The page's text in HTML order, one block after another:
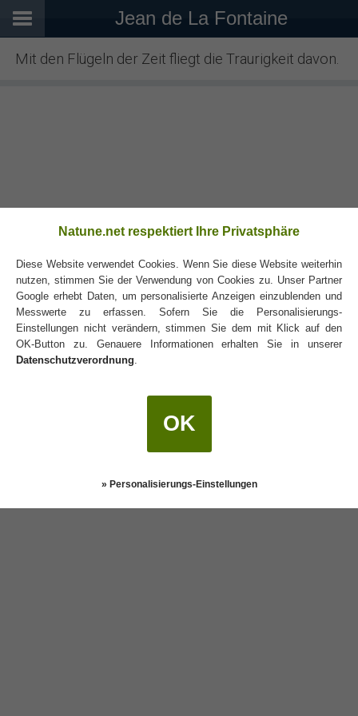
Jean de La Fontaine
Mit den Flügeln der Zeit fliegt die Traurigkeit davon.
Weitere Autoren
Natune.net respektiert Ihre Privatsphäre
Diese Website verwendet Cookies. Wenn Sie diese Website weiterhin
nutzen, stimmen Sie der Verwendung von Cookies zu. Unser Partner
Google erhebt Daten, um personalisierte Anzeigen einzublenden und
Messwerte zu erfassen. Sofern Sie die Personalisierungs-
Einstellungen nicht verändern, stimmen Sie dem mit Klick auf den
OK-Button zu. Genauere Informationen erhalten Sie in unserer
Datenschutzverordnung.
OK
» Personalisierungs-Einstellungen